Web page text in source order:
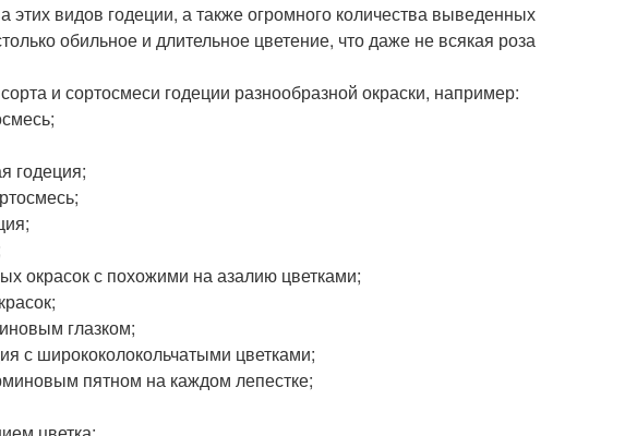
видов годеции, а также огромного количества выведенных
обильное и длительное цветение, что даже не всякая роза
и сортосмеси годеции разнообразной окраски, например:
годеция;
окрасок с похожими на азалию цветками;
глазком;
с ширококолокольчатыми цветками;
пятном на каждом лепестке;